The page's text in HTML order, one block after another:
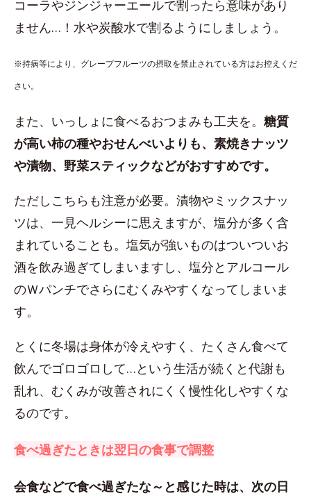
コーラやジンジャーエールで割ったら意味があり
ません…！水や炭酸水で割るようにしましょう。
※持病等により、グレープフルーツの摂取を禁止されている方はお控えくだ
さい。
また、いっしょに食べるおつまみも工夫を。 糖質
が高い柿の種やおせんべいよりも、素焼きナッツ
や漬物、野菜スティックなどがおすすめです。
ただしこちらも注意が必要。漬物やミックスナッ
ツは、一見ヘルシーに思えますが、塩分が多く含
まれていることも。塩気が強いものはついついお
酒を飲み過ぎてしまいますし、塩分とアルコール
のＷパンチでさらにむくみやすくなってしまいま
す。
とくに冬場は身体が冷えやすく、たくさん食べて
飲んでゴロゴロして…という生活が続くと代謝も
乱れ、むくみが改善されにくく慢性化しやすくな
るのです。
食べ過ぎたときは翌日の食事で調整
会食などで食べ過ぎたな～と感じた時は、次の日